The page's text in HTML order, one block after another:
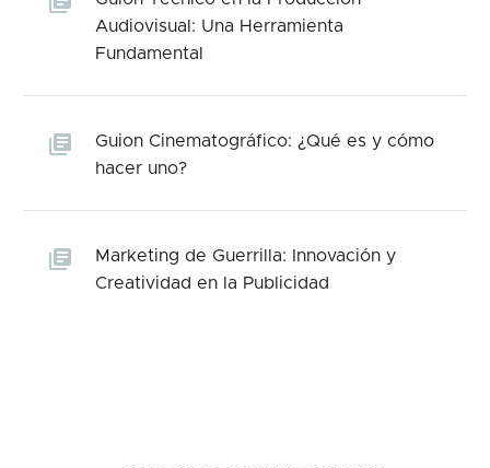
Audiovisual: Una Herramienta
Fundamental
Guion Cinematográfico: ¿Qué es y cómo
hacer uno?
Marketing de Guerrilla: Innovación y
Creatividad en la Publicidad